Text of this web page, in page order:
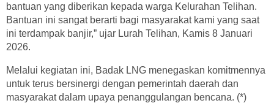
bantuan yang diberikan kepada warga Kelurahan Telihan.
Bantuan ini sangat berarti bagi masyarakat kami yang saat
ini terdampak banjir,” ujar Lurah Telihan, Kamis 8 Januari
2026.
Melalui kegiatan ini, Badak LNG menegaskan komitmennya
untuk terus bersinergi dengan pemerintah daerah dan
masyarakat dalam upaya penanggulangan bencana. (*)